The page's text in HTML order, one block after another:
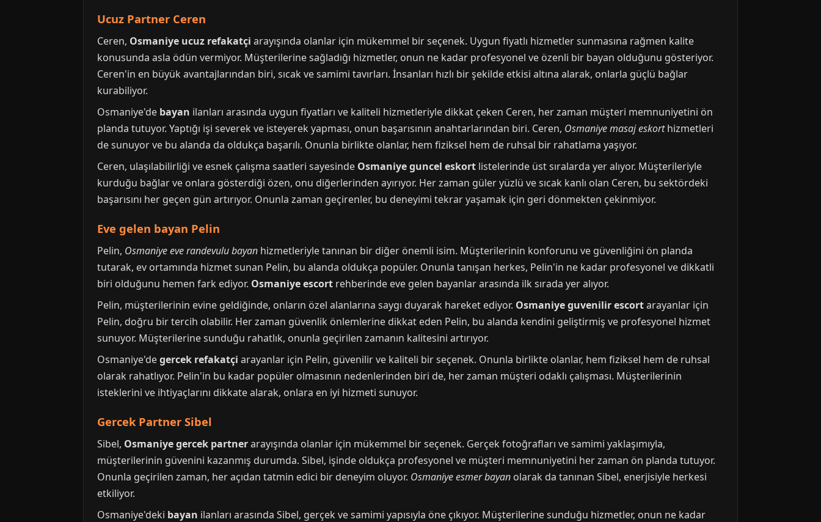
Ucuz Partner Ceren
Ceren, Osmaniye ucuz refakatçi arayışında olanlar için mükemmel bir seçenek. Uygun fiyatlı hizmetler sunmasına rağmen kalite
konusunda asla ödün vermiyor. Müşterilerine sağladığı hizmetler, onun ne kadar profesyonel ve özenli bir bayan olduğunu gösteriyor.
Ceren'in en büyük avantajlarından biri, sıcak ve samimi tavırları. İnsanları hızlı bir şekilde etkisi altına alarak, onlarla güçlü bağlar
kurabiliyor.
Osmaniye'de bayan ilanları arasında uygun fiyatları ve kaliteli hizmetleriyle dikkat çeken Ceren, her zaman müşteri memnuniyetini ön
planda tutuyor. Yaptığı işi severek ve isteyerek yapması, onun başarısının anahtarlarından biri. Ceren, Osmaniye masaj eskorthizmetleri
de sunuyor ve bu alanda da oldukça başarılı. Onunla birlikte olanlar, hem fiziksel hem de ruhsal bir rahatlama yaşıyor.
Ceren, ulaşılabilirliği ve esnek çalışma saatleri sayesinde Osmaniye guncel eskort listelerinde üst sıralarda yer alıyor. Müşterileriyle
kurduğu bağlar ve onlara gösterdiği özen, onu diğerlerinden ayırıyor. Her zaman güler yüzlü ve sıcak kanlı olan Ceren, bu sektördeki
başarısını her geçen gün artırıyor. Onunla zaman geçirenler, bu deneyimi tekrar yaşamak için geri dönmekten çekinmiyor.
Eve gelen bayan Pelin
Pelin, Osmaniye eve randevulu bayan hizmetleriyle tanınan bir diğer önemli isim. Müşterilerinin konforunu ve güvenliğini ön planda
tutarak, ev ortamında hizmet sunan Pelin, bu alanda oldukça popüler. Onunla tanışan herkes, Pelin'in ne kadar profesyonel ve dikkatli
biri olduğunu hemen fark ediyor. Osmaniye escort rehberinde eve gelen bayanlar arasında ilk sırada yer alıyor.
Pelin, müşterilerinin evine geldiğinde, onların özel alanlarına saygı duyarak hareket ediyor. Osmaniye guvenilir escortarayanlar için
Pelin, doğru bir tercih olabilir. Her zaman güvenlik önlemlerine dikkat eden Pelin, bu alanda kendini geliştirmiş ve profesyonel hizmet
sunuyor. Müşterilerine sunduğu rahatlık, onunla geçirilen zamanın kalitesini artırıyor.
Osmaniye'degercek refakatçi arayanlar için Pelin, güvenilir ve kaliteli bir seçenek. Onunla birlikte olanlar, hem fiziksel hem de ruhsal
olarak rahatlıyor. Pelin'in bu kadar popüler olmasının nedenlerinden biri de, her zaman müşteri odaklı çalışması. Müşterilerinin
isteklerini ve ihtiyaçlarını dikkate alarak, onlara en iyi hizmeti sunuyor.
Gercek Partner Sibel
Sibel, Osmaniye gercek partnerarayışında olanlar için mükemmel bir seçenek. Gerçek fotoğrafları ve samimi yaklaşımıyla,
müşterilerinin güvenini kazanmış durumda. Sibel, işinde oldukça profesyonel ve müşteri memnuniyetini her zaman ön planda tutuyor.
Onunla geçirilen zaman, her açıdan tatmin edici bir deneyim oluyor. Osmaniye esmer bayan olarak da tanınan Sibel, enerjisiyle herkesi
etkiliyor.
Osmaniye'deki bayan ilanları arasında Sibel, gerçek ve samimi yapısıyla öne çıkıyor. Müşterilerine sunduğu hizmetler, onun ne kadar